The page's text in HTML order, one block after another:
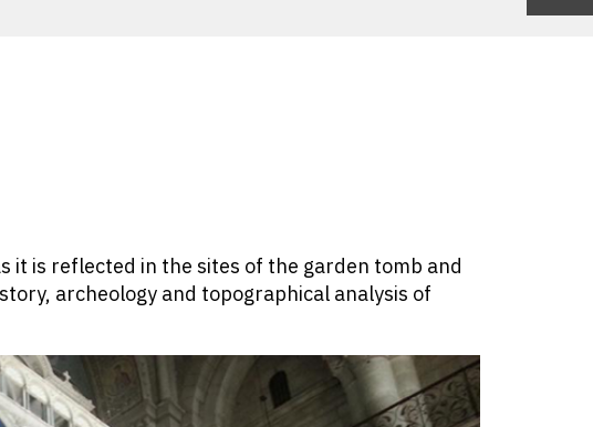
it is reflected in the sites of the garden tomb and
archeology and topographical analysis of